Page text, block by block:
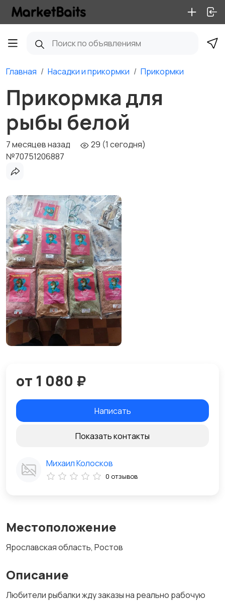
Главная Насадки и прикормки Прикормки
Прикормка для
рыбы белой
7 месяцев назад
29 (1 сегодня)
№70751206887
Местоположение
Ярославская область, Ростов
Описание
Любители рыбалки жду заказы на реально рабочую
от 1 080 ₽
Написать
Показать контакты
Михаил Колосков
0 отзывов